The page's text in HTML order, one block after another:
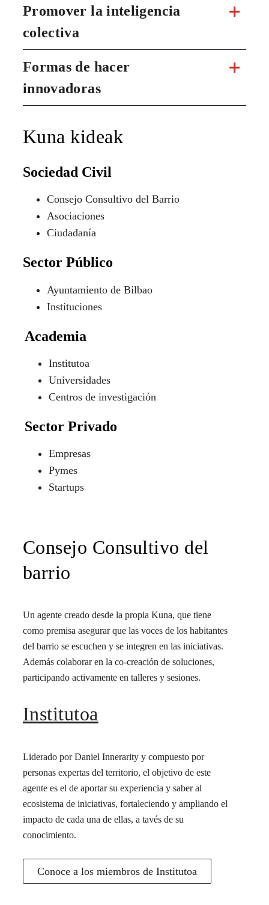
Promover la inteligencia
colectiva
Formas de hacer
innovadoras
Kuna kideak
Sociedad Civil
Consejo Consultivo del Barrio
Asociaciones
Ciudadanía
Sector Público
Ayuntamiento de Bilbao
Instituciones
Academia
Institutoa
Universidades
Centros de investigación
Sector Privado
Empresas
Pymes
Startups
Consejo Consultivo del
barrio
Un agente creado desde la propia Kuna, que tiene
como premisa asegurar que las voces de los habitantes
del barrio se escuchen y se integren en las iniciativas.
Además colaborar en la co-creación de soluciones,
participando activamente en talleres y sesiones.
Institutoa
Liderado por Daniel Innerarity y compuesto por
personas expertas del territorio, el objetivo de este
agente es el de aportar su experiencia y saber al
ecosistema de iniciativas, fortaleciendo y ampliando el
impacto de cada una de ellas, a tavés de su
conocimiento.
Conoce a los miembros de Institutoa